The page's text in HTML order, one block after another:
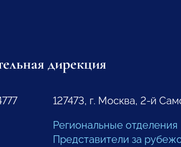
дирекция
127473, г. Москва, 2-й
Региональные отделения
Представители за